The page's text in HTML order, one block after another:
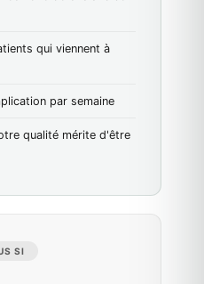
qui viennent à
par semaine
qualité mérite d'être
SI